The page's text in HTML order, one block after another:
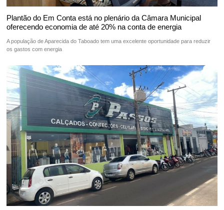
Plantão do Em Conta está no plenário da Câmara Municipal
oferecendo economia de até 20% na conta de energia
A população de Aparecida do Taboado tem uma excelente oportunidade para reduzir
os gastos com energia